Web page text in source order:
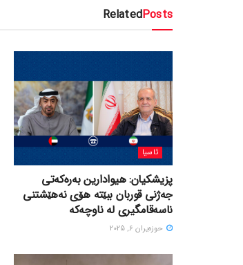
RelatedPosts
ئاسیا
پزیشکیان: هیوادارین بەرەکەتی
جەژنی قوربان ببێتە هۆی نەهێشتنی
ناسەقامگیری لە ناوچەکە
حوزه‌یران 6, 2025